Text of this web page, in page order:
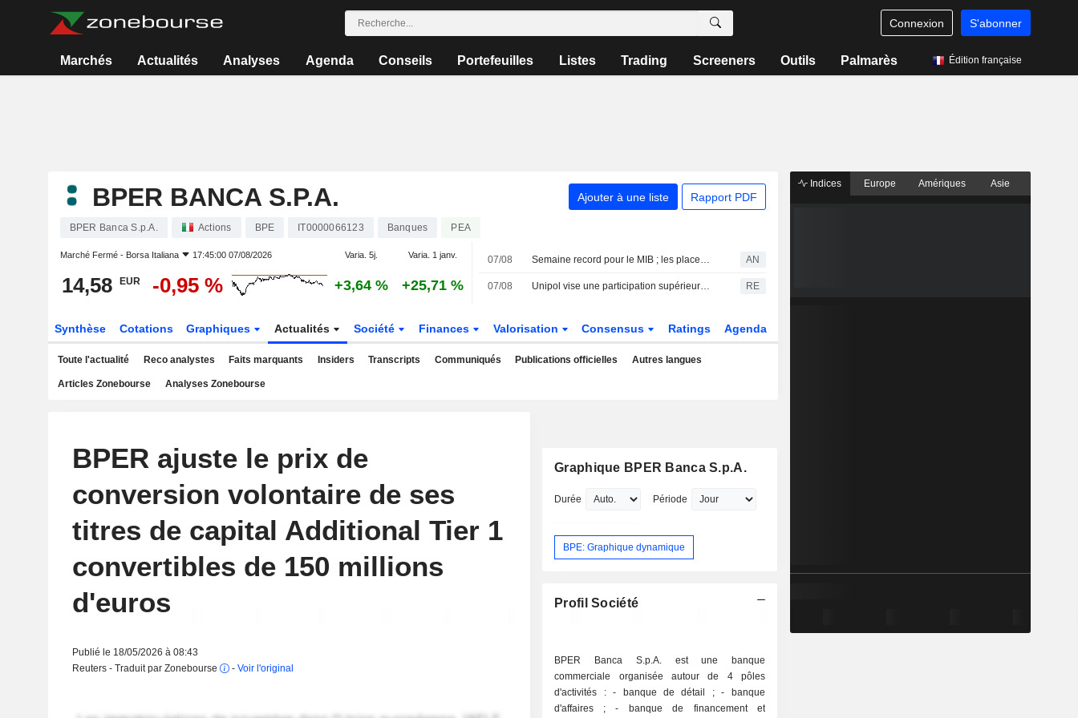
Connexion S'abonner
Marchés Actualités Analyses Agenda Conseils Portefeuilles Listes Trading Screeners Outils Palmarès Édition française
BPER BANCA S.P.A. Ajouter à une liste Rapport PDF
BPER Banca S.p.A. Actions BPE IT0000066123 Banques PEA
Marché Fermé - Borsa Italiana 17:45:00 07/08/2026 Varia. 5j. Varia. 1 janv.
14,58 EUR -0,95 % +3,64 % +25,71 %
07/08 Semaine record pour le MIB ; les places européennes orientées à la hausse AN
07/08 Unipol vise une participation supérieure à 30 % dans le futur groupe bancaire BPER-MPS RE
Synthèse Cotations Graphiques Actualités Société Finances Valorisation Consensus Ratings Agenda
Toute l'actualité Reco analystes Faits marquants Insiders Transcripts Communiqués Publications officielles Autres langues
Articles Zonebourse Analyses Zonebourse
BPER ajuste le prix de
conversion volontaire de ses
titres de capital Additional Tier 1
convertibles de 150 millions
d'euros
Publié le 18/05/2026 à 08:43
Reuters - Traduit par Zonebourse
- Voir l'original
Graphique BPER Banca S.p.A.
Durée Période
BPE: Graphique dynamique
Profil Société
BPER Banca S.p.A. est une banque
commerciale organisée autour de 4 pôles
d'activités : - banque de détail ; - banque
d'affaires ; - banque de financement et
Indices Europe Amériques Asie